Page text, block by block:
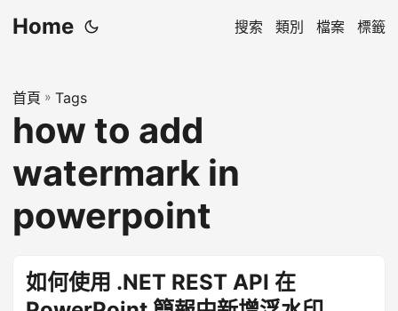
Home 搜索 類別 檔案 標籤
首頁 » Tags
how to add
watermark in
powerpoint
如何使用 .NET REST API 在